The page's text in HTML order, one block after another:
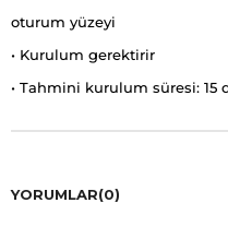
oturum yüzeyi
• Kurulum gerektirir
• Tahmini kurulum süresi: 15
YORUMLAR(0)